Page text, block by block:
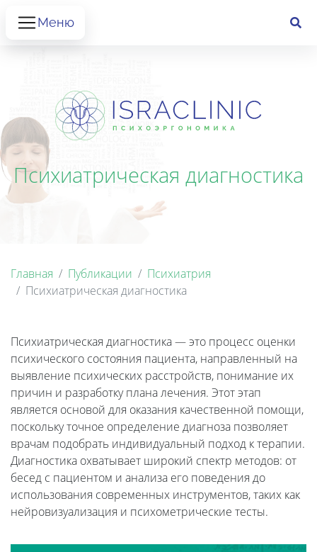
Меню
Психиатрическая диагностика
Главная Публикации
Психиатрия
Психиатрическая диагностика
Психиатрическая диагностика — это процесс оценки
психического состояния пациента, направленный на
выявление психических расстройств, понимание их
причин и разработку плана лечения. Этот этап
является основой для оказания качественной помощи,
поскольку точное определение диагноза позволяет
врачам подобрать индивидуальный подход к терапии.
Диагностика охватывает широкий спектр методов: от
бесед с пациентом и анализа его поведения до
использования современных инструментов, таких как
нейровизуализация и психометрические тесты.